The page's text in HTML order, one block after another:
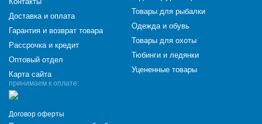
принимаем к оплате:
Договор оферты
Доставка и оплата
Гарантия и возврат товара
Рассрочка и кредит
Оптовый отдел
Карта сайта
Товары для рыбалки
Одежда и обувь
Товары для охоты
Тюбинги и ледянки
Уцененные товары